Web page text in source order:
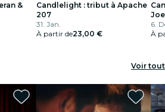
&
Candlelight : tribut à Apache
207
31. Jan.
À partir de23,00 €
6.
À
Voir tout